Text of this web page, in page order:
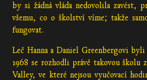
by si žádná vláda nedovolila zavést,
všemu, co o školství víme; takže
fungovat.
Leč Hanna a Daniel Greenbergovi
1968 se rozhodli právě takovou školu
Valley, ve které nejsou vyučovací